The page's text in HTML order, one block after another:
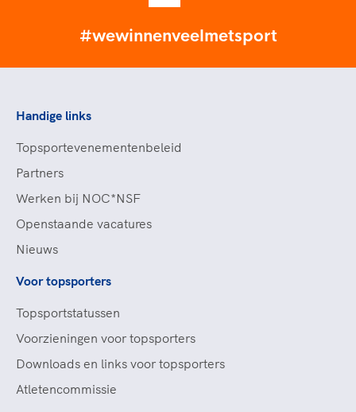
#wewinnenveelmetsport
Handige links
Topsportevenementenbeleid
Partners
Werken bij NOC*NSF
Openstaande vacatures
Nieuws
Voor topsporters
Topsportstatussen
Voorzieningen voor topsporters
Downloads en links voor topsporters
Atletencommissie